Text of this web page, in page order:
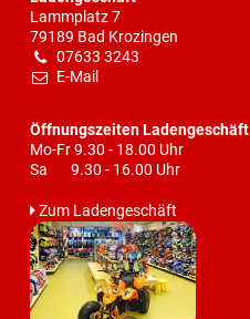
Lammplatz 7
79189 Bad Krozingen
07633 3243
E-Mail
Öffnungszeiten Ladengeschäft
Mo-Fr 9.30 - 18.00 Uhr
Sa 9.30 - 16.00 Uhr
Zum Ladengeschäft